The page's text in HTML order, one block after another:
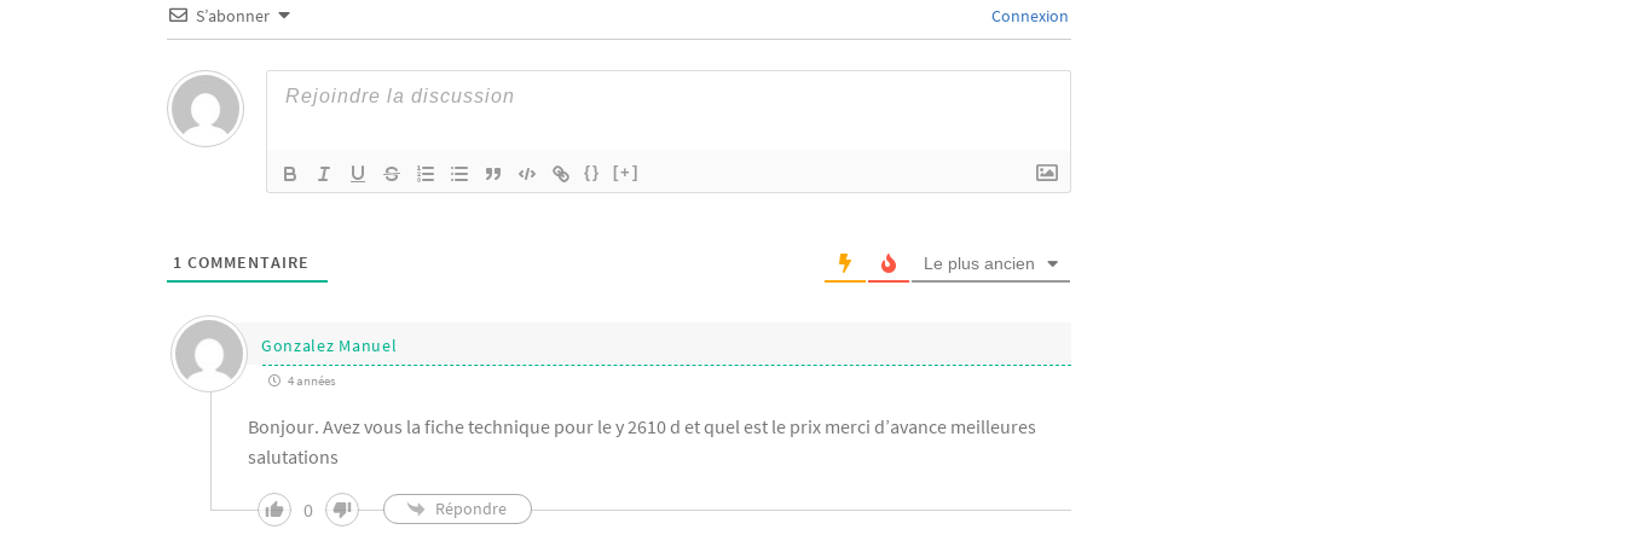
S’abonner Connexion
{} [+]
1 COMMENTAIRE Le plus ancien
Gonzalez Manuel
4 années
Bonjour. Avez vous la fiche technique pour le y 2610 d et quel est le prix merci d’avance meilleures
salutations
0 Répondre